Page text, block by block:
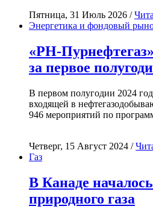
Пятница, 31 Июль 2026 /
Энергетика и фондовый
«РН-
за первое
В первом полугодии 2024
входящей в
946 мероприятий по
Четверг, 15 Август 2024 /
Газ
В Канаде
природного газа